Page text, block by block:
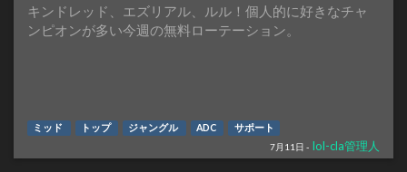
キンドレッド、エズリアル、ルル！個人的に好きなチャ
ンピオンが多い今週の無料ローテーション。
ミッド トップ ジャングル ADC
サポート
7月11日 - lol-cla管理人